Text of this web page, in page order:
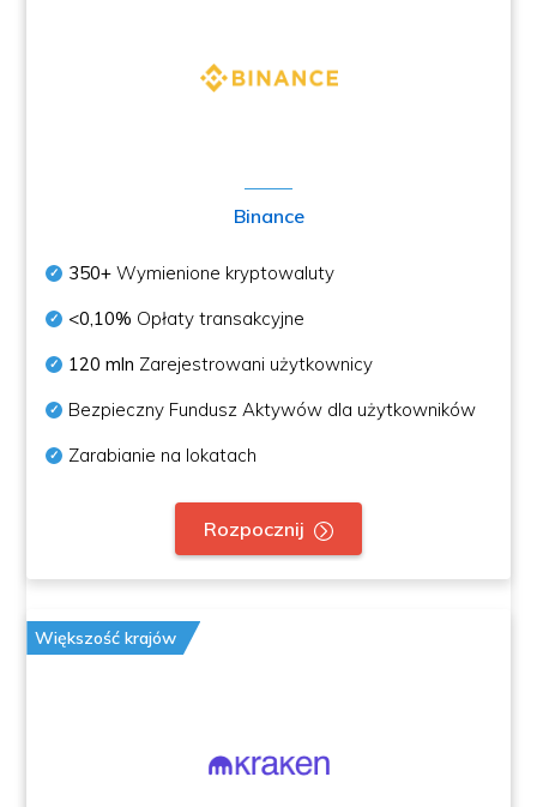
Binance
350+ Wymienione kryptowaluty
<0,10% Opłaty transakcyjne
120 mln Zarejestrowani użytkownicy
Bezpieczny Fundusz Aktywów dla użytkowników
Zarabianie na lokatach
Rozpocznij
Większość krajów